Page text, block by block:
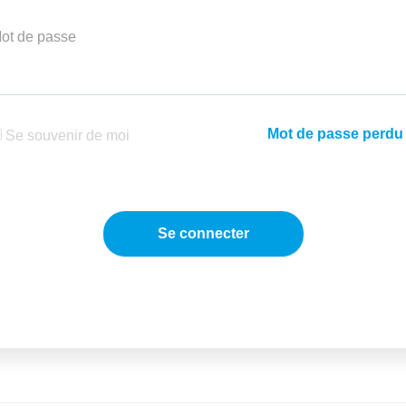
de passe
Mot de passe perdu
Se souvenir de moi